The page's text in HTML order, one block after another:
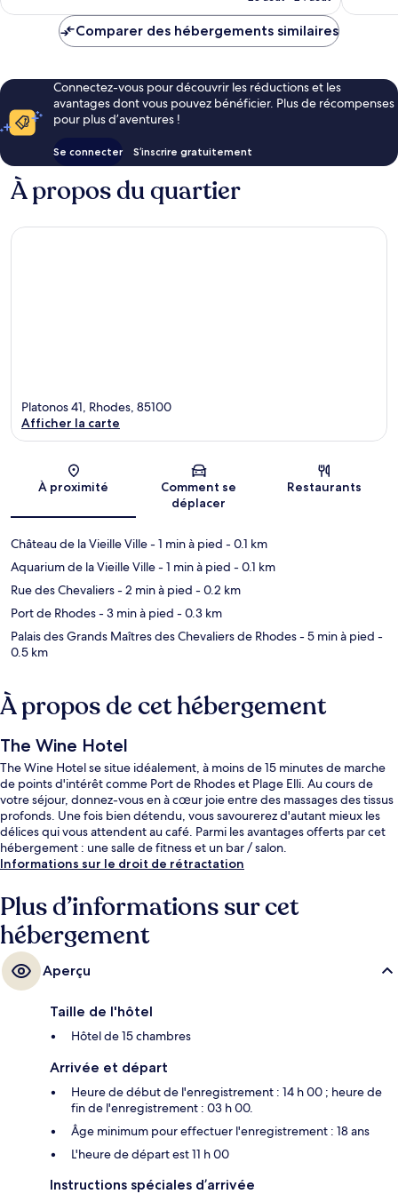
de
Comparer des hébergements similaires
Connectez-vous pour découvrir les réductions et les
avantages dont vous pouvez bénéficier. Plus de récompenses
pour plus d’aventures !
Se connecter S’inscrire gratuitement
À propos du quartier
Carte
Platonos 41, Rhodes, 85100
Afficher la carte
À proximité
Comment se
déplacer
Restaurants
Château de la Vieille Ville- 1 min à pied - 0.1 km
Aquarium de la Vieille Ville- 1 min à pied - 0.1 km
Rue des Chevaliers- 2 min à pied - 0.2 km
Port de Rhodes- 3 min à pied - 0.3 km
Palais des Grands Maîtres des Chevaliers de Rhodes- 5 min à pied -
0.5 km
À propos de cet hébergement
The Wine Hotel
The Wine Hotel se situe idéalement, à moins de 15 minutes de marche
de points d'intérêt comme Port de Rhodes et Plage Elli. Au cours de
votre séjour, donnez-vous en à cœur joie entre des massages des tissus
profonds. Une fois bien détendu, vous savourerez d'autant mieux les
délices qui vous attendent au café. Parmi les avantages offerts par cet
hébergement : une salle de fitness et un bar / salon.
Informations sur le droit de rétractation
Plus d’informations sur cet
hébergement
Aperçu
Taille de l'hôtel
Hôtel de 15 chambres
Arrivée et départ
Heure de début de l'enregistrement : 14 h 00 ; heure de
fin de l'enregistrement : 03 h 00.
Âge minimum pour effectuer l'enregistrement : 18 ans
L'heure de départ est 11 h 00
Instructions spéciales d’arrivée